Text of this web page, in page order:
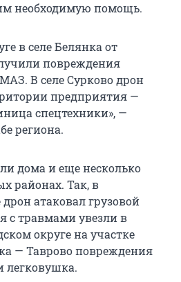
необходимую помощь.
в селе Белянка от
повреждения
В селе Сурково дрон
предприятия —
спецтехники», —
региона.
дома и еще несколько
районах. Так, в
атаковал грузовой
с травмами увезли в
округе на участке
— Таврово повреждения
легковушка.